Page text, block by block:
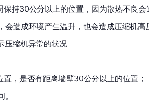
保持30公分以上的位置，因为散热不良会
会造成环境产生温升，也会造成压缩机高
压缩机异常的状况
置，是否有距离墙壁30公分以上的位置；